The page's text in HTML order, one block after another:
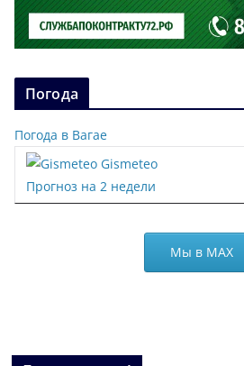
Погода
Погода в Вагае
Gismeteo
Прогноз на 2 недели
Мы в МАХ